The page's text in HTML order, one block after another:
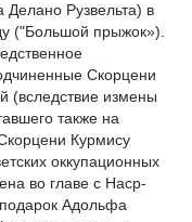
Делано Рузвельта) в
("Большой прыжок»).
Скорцени
(вследствие измены
также на
Курмису
оккупационных
во главе с Наср-
Адольфа